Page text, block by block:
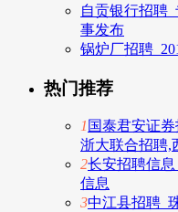
自贡银行招聘
事发布
锅炉厂招聘
热门推荐
1 国泰君安证
浙大联合招聘,
2长安招聘信
信息
3中江县招聘_